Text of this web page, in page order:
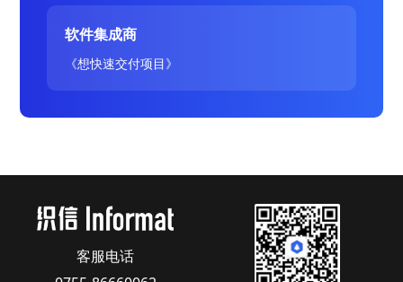
软件集成商
《想快速交付项目》
客服电话